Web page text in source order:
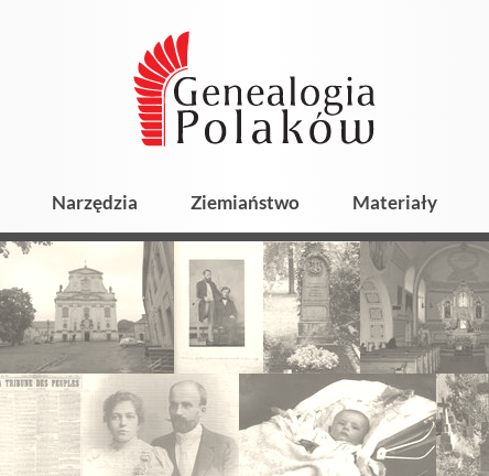
Narzędzia Ziemiaństwo Materiały